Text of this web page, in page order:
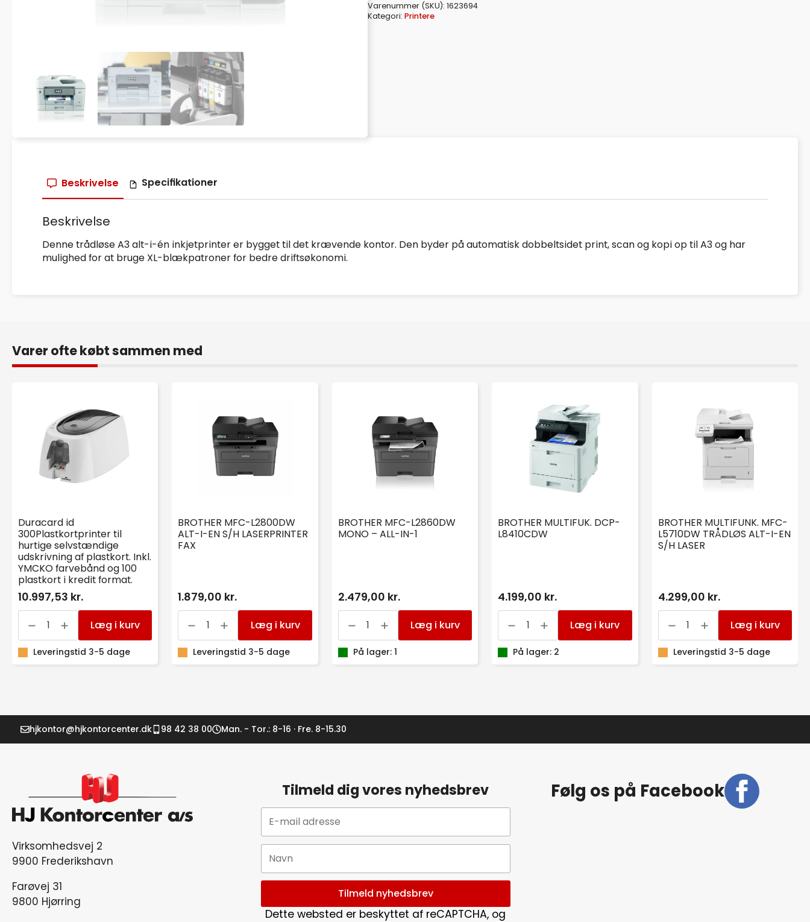
Varenummer (SKU): 1623694
Kategori: Printere
Beskrivelse Specifikationer
Beskrivelse
Denne trådløse A3 alt-i-én inkjetprinter er bygget til det krævende kontor. Den byder på automatisk dobbeltsidet print, scan og kopi op til A3 og har
mulighed for at bruge XL-blækpatroner for bedre driftsøkonomi.
Varer ofte købt sammen med
Duracard id
300Plastkortprinter til
hurtige selvstændige
udskrivning af plastkort. Inkl.
YMCKO farvebånd og 100
plastkort i kredit format.
10.997,53 kr.
Duracard
300Plastkortprinter
til
hurtige
selvstændige
og
Læg i kurv
Leveringstid 3-5 dage
BROTHER MFC-L2800DW
ALT-I-EN S/H LASERPRINTER
FAX
1.879,00 kr.
BROTHER
MFC-
ALT-
EN
Læg i kurv
Leveringstid 3-5 dage
BROTHER MFC-L2860DW
MONO – ALL-IN-1
2.479,00 kr.
BROTHER
MFC-
MONO
ALL-
Læg i kurv
På lager: 1
BROTHER MULTIFUK. DCP-
L8410CDW
4.199,00 kr.
BROTHER
MULTIFUK.
L8410CDW
antal
Læg i kurv
På lager: 2
BROTHER MULTIFUNK. MFC-
L5710DW TRÅDLØS ALT-I-EN
S/H LASER
4.299,00 kr.
BROTHER
MULTIFUNK.
L5710DW
TRÅDLØS
ALT-
Læg i kurv
Leveringstid 3-5 dage
hjkontor@hjkontorcenter.dk 98 42 38 00 Man. - Tor.: 8-16 · Fre. 8-15.30
Virksomhedsvej 2
9900 Frederikshavn
Farøvej 31
9800 Hjørring
Tilmeld dig vores nyhedsbrev
Dette websted er beskyttet af reCAPTCHA, og
Følg os på Facebook